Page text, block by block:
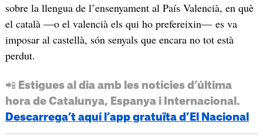
sobre la llengua de l’ensenyament al País Valencià, en què
el català —o el valencià els qui ho prefereixin— es va
imposar al castellà, són senyals que encara no tot està
perdut.
📲 Estigues al dia amb les notícies d’última
hora de Catalunya, Espanya i Internacional.
Descarrega’t aquí l’app gratuïta d’El Nacional